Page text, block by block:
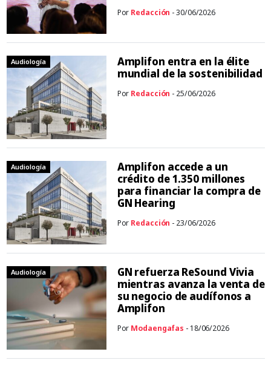
Por Redacción - 30/06/2026
Audiología
Amplifon entra en la élite
mundial de la sostenibilidad
Por Redacción - 25/06/2026
Audiología
Amplifon accede a un
crédito de 1.350 millones
para financiar la compra de
GN Hearing
Por Redacción - 23/06/2026
Audiología
GN refuerza ReSound Vivia
mientras avanza la venta de
su negocio de audífonos a
Amplifon
Por Modaengafas - 18/06/2026